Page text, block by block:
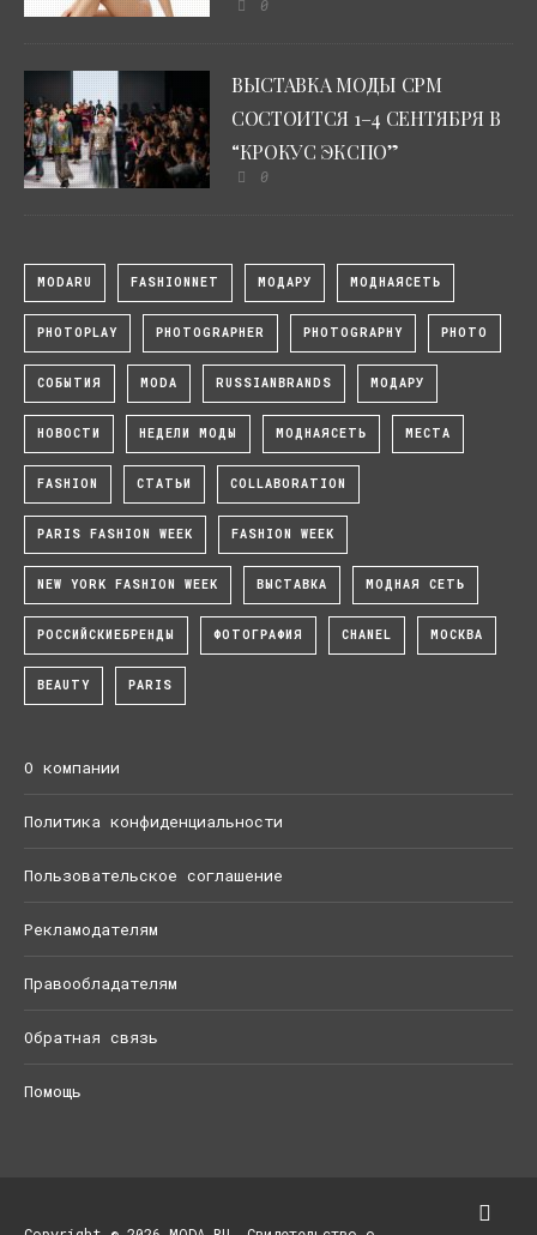
0
ВЫСТАВКА МОДЫ CPM
СОСТОИТСЯ 1–4 СЕНТЯБРЯ В
“КРОКУС ЭКСПО”
0
MODARU FASHIONNET МОДАРУ МОДНАЯСЕТЬ
PHOTOPLAY PHOTOGRAPHER PHOTOGRAPHY PHOTO
СОБЫТИЯ MODA RUSSIANBRANDS МОДАРУ
НОВОСТИ НЕДЕЛИ МОДЫ МОДНАЯСЕТЬ МЕСТА
FASHION СТАТЬИ COLLABORATION
PARIS FASHION WEEK FASHION WEEK
NEW YORK FASHION WEEK ВЫСТАВКА МОДНАЯ СЕТЬ
РОССИЙСКИЕБРЕНДЫ ФОТОГРАФИЯ CHANEL МОСКВА
BEAUTY PARIS
О компании
Политика конфиденциальности
Пользовательское соглашение
Рекламодателям
Правообладателям
Обратная связь
Помощь